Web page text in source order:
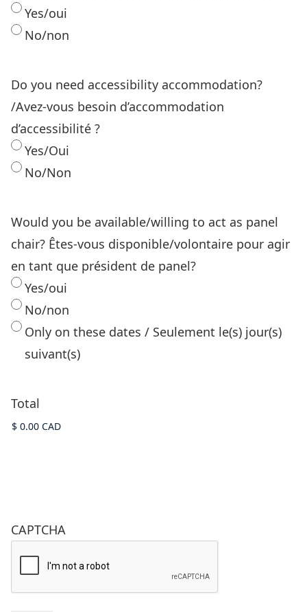
Yes/oui
No/non
Do you need accessibility accommodation?
/Avez-vous besoin d’accommodation
d’accessibilité ?
Yes/Oui
No/Non
Would you be available/willing to act as panel
chair? Êtes-vous disponible/volontaire pour agir
en tant que président de panel?
Yes/oui
No/non
Only on these dates / Seulement le(s) jour(s)
suivant(s)
Total
CAPTCHA